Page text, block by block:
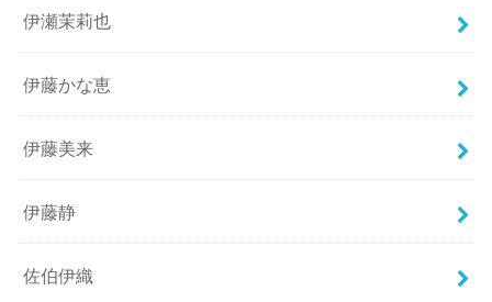
伊瀬茉莉也
伊藤かな恵
伊藤美来
伊藤静
佐伯伊織